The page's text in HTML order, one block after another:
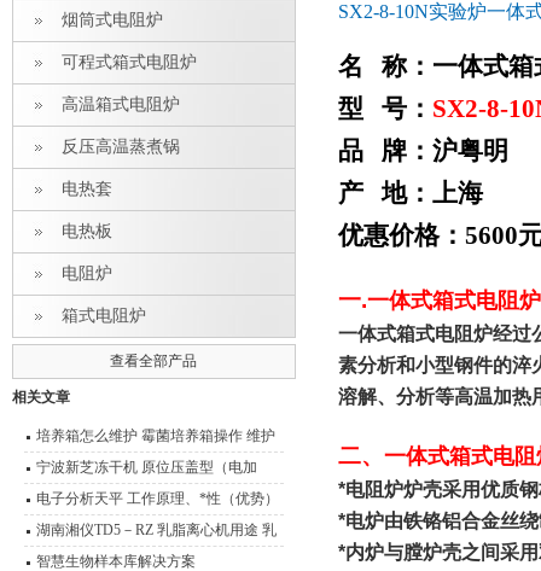
烟筒式电阻炉
可程式箱式电阻炉
高温箱式电阻炉
反压高温蒸煮锅
电热套
电热板
电阻炉
箱式电阻炉
查看全部产品
相关文章
培养箱怎么维护 霉菌培养箱操作 维护
技术说明
宁波新芝冻干机 原位压盖型（电加
热）冷冻干燥机
电子分析天平 工作原理、*性（优势）
湖南湘仪TD5－RZ 乳脂离心机用途 乳
脂离心机技术参数
智慧生物样本库解决方案
SX2-8-10N实验炉一体
名 称：一体式箱
型 号： SX2-8-
品 牌：沪粤明
产 地：上海
优惠价格：5600
一.一体式箱式电阻
一体式箱式电阻炉经过
素分析和小型钢件的淬
溶解、分析等高温加热
二、 一体式箱式电
*电阻炉炉壳采用优质
*电炉由铁铬铝合金丝
*内炉与膛炉壳之间采